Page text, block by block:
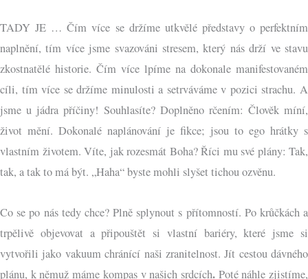
TADY JE … Čím více se držíme utkvělé představy o perfektním
naplnění, tím více jsme svazováni stresem, který nás drží ve stavu
zkostnatělé historie. Čím více lpíme na dokonale manifestovaném
cíli, tím více se držíme minulosti a setrváváme v pozici strachu. A
jsme u jádra příčiny! Souhlasíte? Doplněno rčením: Člověk míní,
život mění. Dokonalé naplánování je fikce; jsou to ego hrátky s
vlastním životem. Víte, jak rozesmát Boha? Říci mu své plány: Tak,
tak, a tak to má být. „Haha“ byste mohli slyšet tichou ozvěnu.
Co se po nás tedy chce? Plně splynout s přítomností. Po krůčkách a
trpělivě objevovat a připouštět si vlastní bariéry, které jsme si
vytvořili jako vakuum chránící naši zranitelnost. Jít cestou dávného
plánu, k němuž máme kompas v našich srdcích.Poté náhle zjistíme,